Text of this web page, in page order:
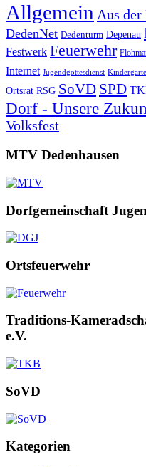
Allgemein Aus der
DedenNet Dedenturm Depenau
Festwerk Feuerwehr
Internet Jugendgottesdienst
Ortsrat RSG SoVD SPD
Dorf - Unsere
Volksfest
MTV Dedenhausen
Dorfgemeinschaft
Ortsfeuerwehr
Traditions-
e.V.
SoVD
Kategorien